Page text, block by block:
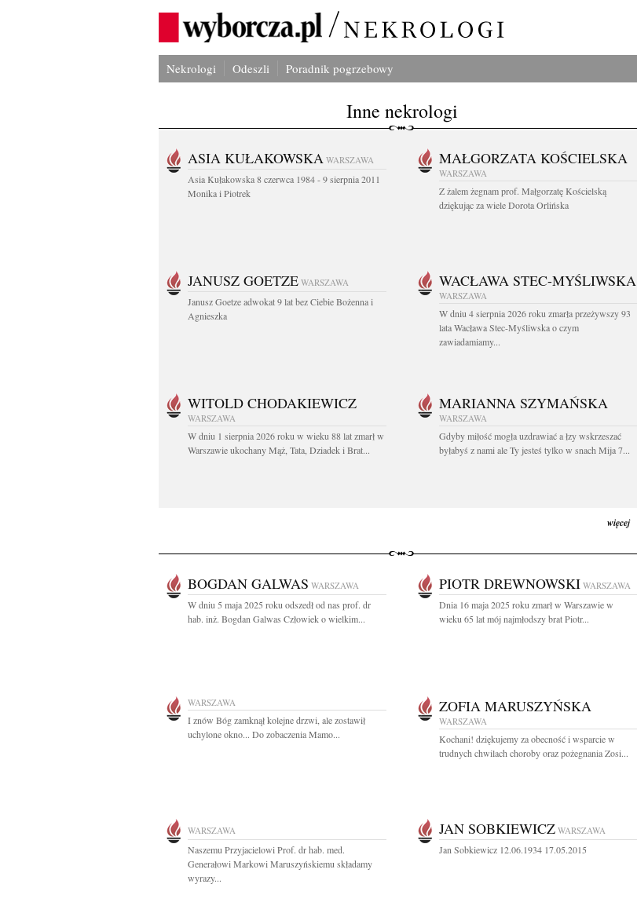
Nekrologi Odeszli Poradnik pogrzebowy
Inne nekrologi
ASIA KUŁAKOWSKA WARSZAWA
Asia Kułakowska 8 czerwca 1984 - 9 sierpnia 2011
Monika i Piotrek
MAŁGORZATA KOŚCIELSKA
WARSZAWA
Z żalem żegnam prof. Małgorzatę Kościelską
dziękując za wiele Dorota Orlińska
JANUSZ GOETZE WARSZAWA
Janusz Goetze adwokat 9 lat bez Ciebie Bożenna i
Agnieszka
WACŁAWA STEC-MYŚLIWSKA
WARSZAWA
W dniu 4 sierpnia 2026 roku zmarła przeżywszy 93
lata Wacława Stec-Myśliwska o czym
zawiadamiamy...
WITOLD CHODAKIEWICZ
WARSZAWA
W dniu 1 sierpnia 2026 roku w wieku 88 lat zmarł w
Warszawie ukochany Mąż, Tata, Dziadek i Brat...
MARIANNA SZYMAŃSKA
WARSZAWA
Gdyby miłość mogła uzdrawiać a łzy wskrzeszać
byłabyś z nami ale Ty jesteś tylko w snach Mija 7...
więcej
BOGDAN GALWAS WARSZAWA
W dniu 5 maja 2025 roku odszedł od nas prof. dr
hab. inż. Bogdan Galwas Człowiek o wielkim...
PIOTR DREWNOWSKI WARSZAWA
Dnia 16 maja 2025 roku zmarł w Warszawie w
wieku 65 lat mój najmłodszy brat Piotr...
WARSZAWA
I znów Bóg zamknął kolejne drzwi, ale zostawił
uchylone okno... Do zobaczenia Mamo...
ZOFIA MARUSZYŃSKA
WARSZAWA
Kochani! dziękujemy za obecność i wsparcie w
trudnych chwilach choroby oraz pożegnania Zosi...
WARSZAWA
Naszemu Przyjacielowi Prof. dr hab. med.
Generałowi Markowi Maruszyńskiemu składamy
wyrazy...
JAN SOBKIEWICZ WARSZAWA
Jan Sobkiewicz 12.06.1934 17.05.2015